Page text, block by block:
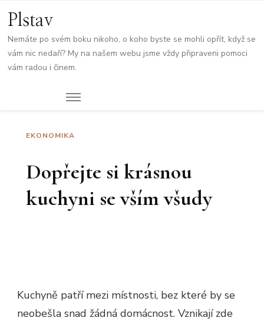
Plstav
Nemáte po svém boku nikoho, o koho byste se mohli opřít, když se
vám nic nedaří? My na našem webu jsme vždy připraveni pomoci
vám radou i činem.
EKONOMIKA
Dopřejte si krásnou
kuchyni se vším všudy
Kuchyně patří mezi místnosti, bez které by se
neobešla snad žádná domácnost. Vznikají zde